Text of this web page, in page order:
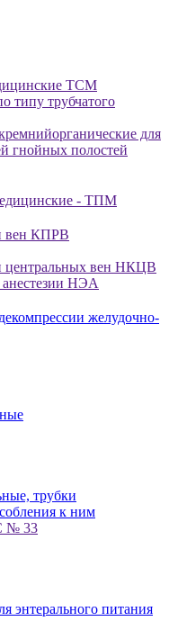
ТСМ
типу трубчатого
для
гнойных полостей
- ТПМ
вен КПРВ
центральных вен НКЦВ
анестезии НЭА
желудочно-
трубки
к ним
№ 33
энтерального питания